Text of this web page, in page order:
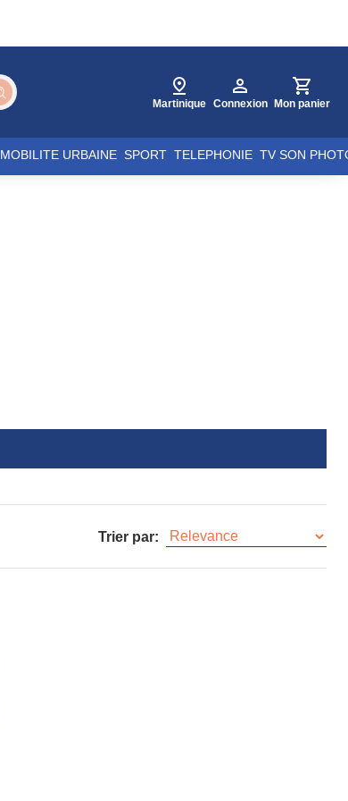
Martinique Connexion Mon panier
MOBILITE URBAINE SPORT TELEPHONIE TV SON
Trier par: